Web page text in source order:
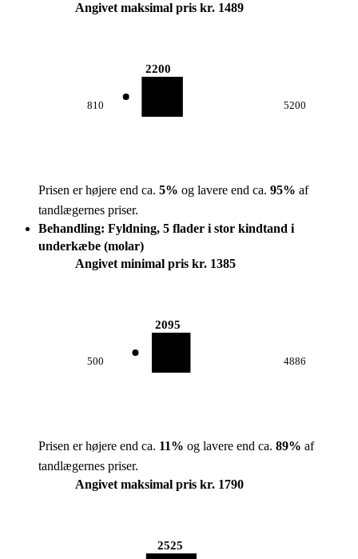
Angivet maksimal pris kr. 1489
810
2200
5200
Prisen er højere end ca. 5% og lavere end ca. 95% af
tandlægernes priser.
Behandling: Fyldning, 5 flader i stor kindtand i
underkæbe (molar)
Angivet minimal pris kr. 1385
500
2095
4886
Prisen er højere end ca. 11% og lavere end ca. 89% af
tandlægernes priser.
Angivet maksimal pris kr. 1790
2525